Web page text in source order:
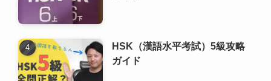
HSK（漢語水平考試）5級攻略
ガイド